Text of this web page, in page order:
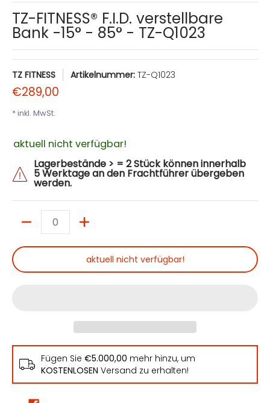
TZ-FITNESS® F.I.D. verstellbare
Bank -15° - 85° - TZ-Q1023
TZ FITNESS Artikelnummer: TZ-Q1023
€289,00
* inkl. MwSt.
aktuell nicht verfügbar!
Lagerbestände > = 2 Stück können innerhalb
5 Werktage an den Frachtführer übergeben
werden.
aktuell nicht verfügbar!
Fügen Sie €5.000,00 mehr hinzu, um
KOSTENLOSEN Versand zu erhalten!